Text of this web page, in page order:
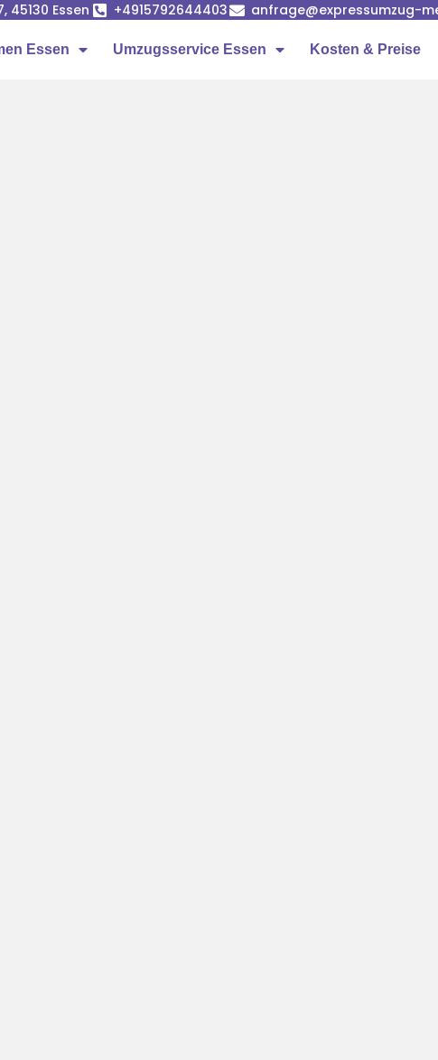
45130 Essen +4915792644403 anfrage@expressumzug-
Essen Umzugsservice Essen Kosten & Preise